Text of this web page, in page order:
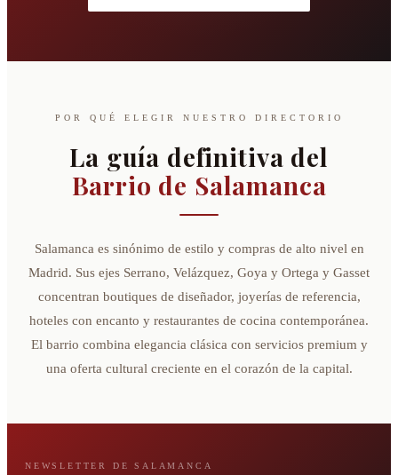
POR QUÉ ELEGIR NUESTRO DIRECTORIO
La guía definitiva del
Barrio de Salamanca
Salamanca es sinónimo de estilo y compras de alto nivel en
Madrid. Sus ejes Serrano, Velázquez, Goya y Ortega y Gasset
concentran boutiques de diseñador, joyerías de referencia,
hoteles con encanto y restaurantes de cocina contemporánea.
El barrio combina elegancia clásica con servicios premium y
una oferta cultural creciente en el corazón de la capital.
NEWSLETTER DE SALAMANCA